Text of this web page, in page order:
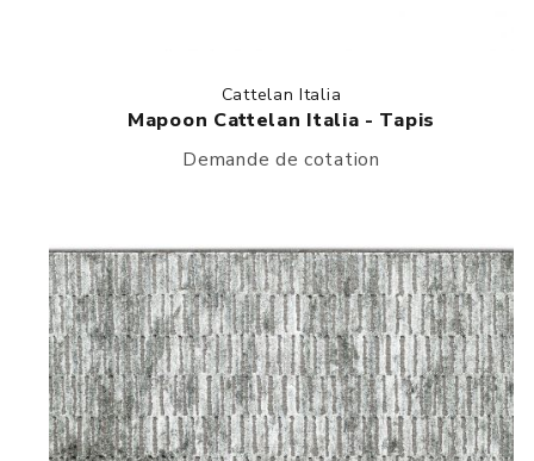
Cattelan Italia
Mapoon Cattelan Italia - Tapis
Demande de cotation